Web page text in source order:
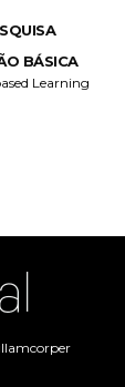
BÁSICA
Learning